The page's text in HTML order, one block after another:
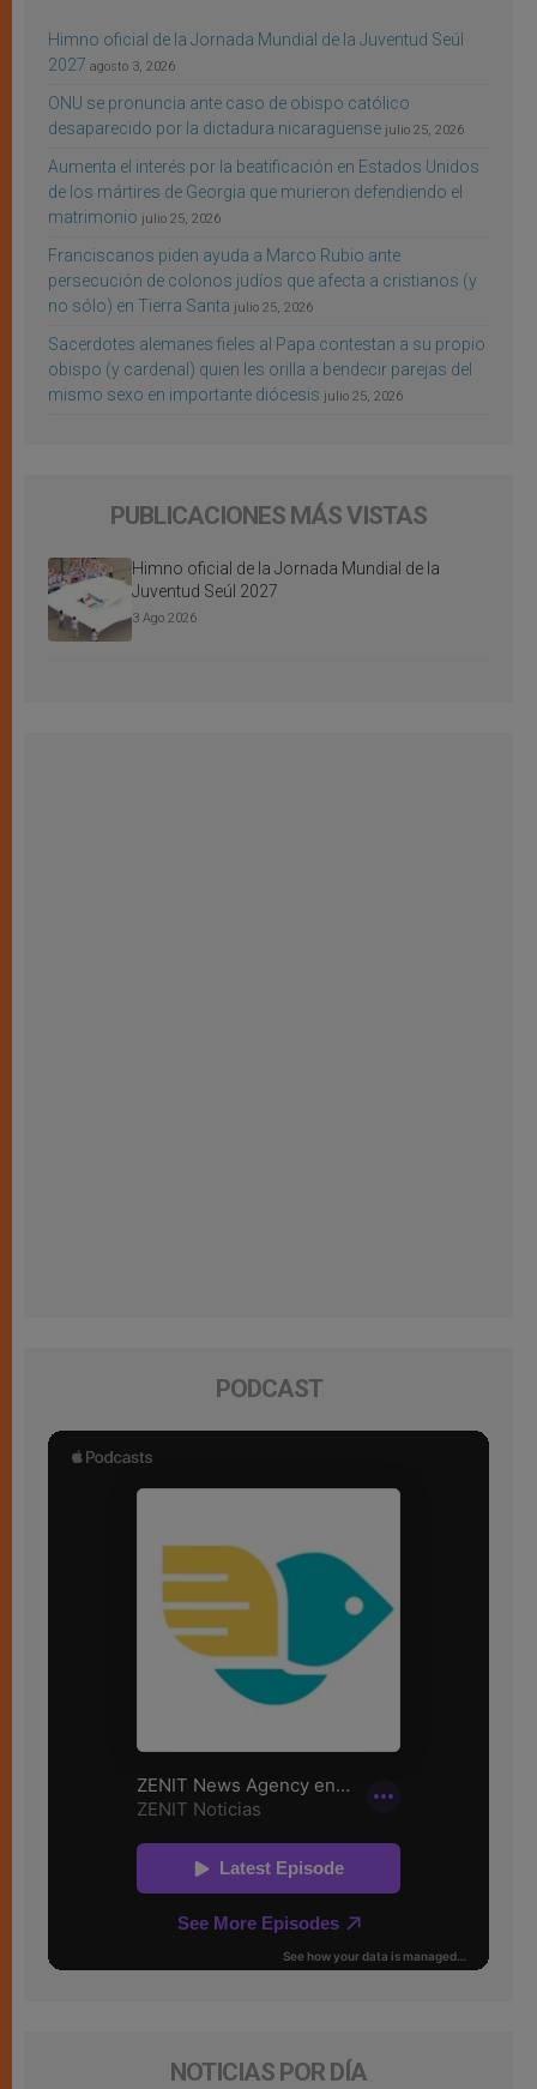
Himno oficial de la Jornada Mundial de la Juventud Seúl
2027 agosto 3, 2026
ONU se pronuncia ante caso de obispo católico
desaparecido por la dictadura nicaragüense julio 25, 2026
Aumenta el interés por la beatificación en Estados Unidos
de los mártires de Georgia que murieron defendiendo el
matrimonio julio 25, 2026
Franciscanos piden ayuda a Marco Rubio ante
persecución de colonos judíos que afecta a cristianos (y
no sólo) en Tierra Santa julio 25, 2026
Sacerdotes alemanes fieles al Papa contestan a su propio
obispo (y cardenal) quien les orilla a bendecir parejas del
mismo sexo en importante diócesis julio 25, 2026
PUBLICACIONES MÁS VISTAS
Himno oficial de la Jornada Mundial de la
Juventud Seúl 2027
3 Ago 2026
PODCAST
NOTICIAS POR DÍA